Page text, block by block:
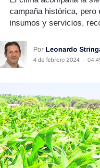
Lechería
Tecnología
Maquinaria agrícola
Agenda
Agronegocios
Mercados
campaña histórica, pero
insumos y servicios,
Por Leonardo
4 de febrero 2024 ·